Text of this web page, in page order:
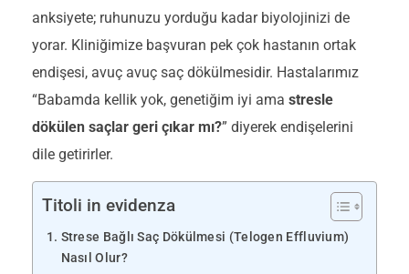
anksiyete; ruhunuzu yorduğu kadar biyolojinizi de
yorar. Kliniğimize başvuran pek çok hastanın ortak
endişesi, avuç avuç saç dökülmesidir. Hastalarımız
“Babamda kellik yok, genetiğim iyi ama stresle
dökülen saçlar geri çıkar mı?” diyerek endişelerini
dile getirirler.
Titoli in evidenza
Strese Bağlı Saç Dökülmesi (Telogen Effluvium)
Nasıl Olur?